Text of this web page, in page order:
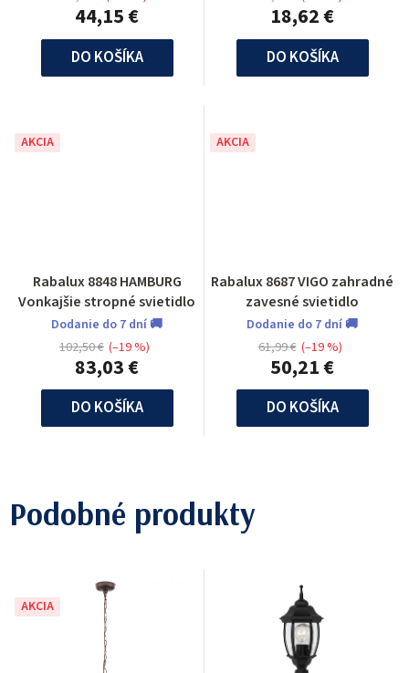
44,15 €
DO KOŠÍKA
18,62 €
DO KOŠÍKA
AKCIA
Rabalux 8848 HAMBURG
Vonkajšie stropné svietidlo
Dodanie do 7 dní 🚚
83,03 €
102,50 € (–19 %)
DO KOŠÍKA
AKCIA
Rabalux 8687 VIGO zahradné
zavesné svietidlo
Dodanie do 7 dní 🚚
50,21 €
61,99 € (–19 %)
DO KOŠÍKA
Podobné produkty
AKCIA